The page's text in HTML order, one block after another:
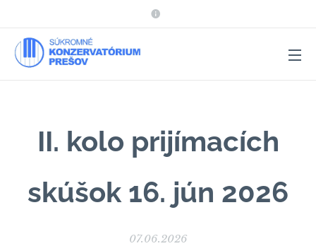
II. kolo prijímacích
skúšok 16. jún 2026
07.06.2026